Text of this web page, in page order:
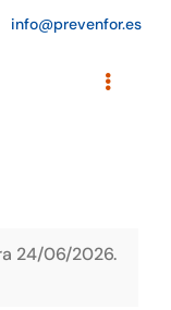
info@prevenfor.es
Toggle
24/06/2026.